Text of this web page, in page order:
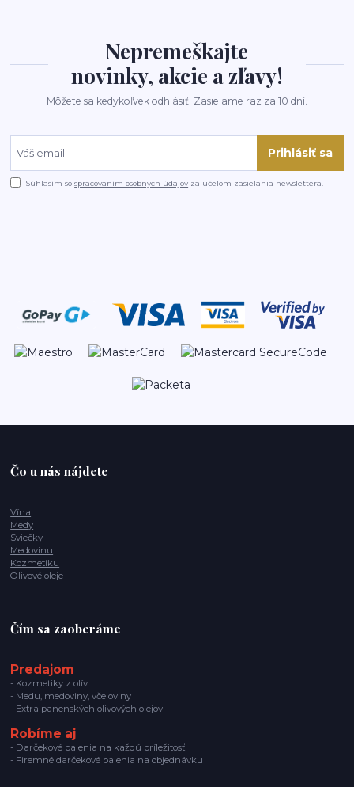
Nepremeškajte
novinky, akcie a zľavy!
Môžete sa kedykoľvek odhlásiť. Zasielame raz za 10 dní.
Prihlásiť sa
Súhlasím sospracovaním osobných údajov za účelom zasielania newslettera.
Čo u nás nájdete
Vína
Medy
Sviečky
Medovinu
Kozmetiku
Olivové oleje
Čím sa zaoberáme
Predajom
- Kozmetiky z olív
- Medu, medoviny, včeloviny
- Extra panenských olivových olejov
Robíme aj
- Darčekové balenia na každú príležitosť
- Firemné darčekové balenia na objednávku